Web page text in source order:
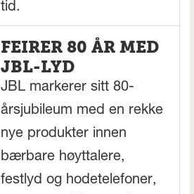
tid.
FEIRER 80 ÅR MED
JBL-LYD
JBL markerer sitt 80-
årsjubileum med en rekke
nye produkter innen
bærbare høyttalere,
festlyd og hodetelefoner,